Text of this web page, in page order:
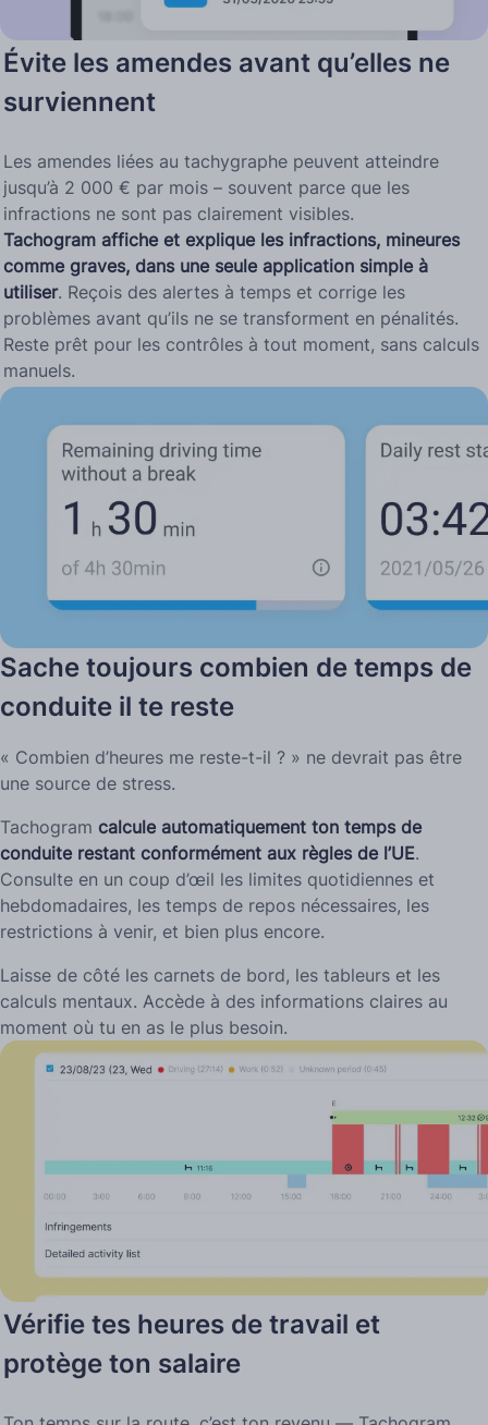
Évite les amendes avant qu’elles ne
surviennent
Les amendes liées au tachygraphe peuvent atteindre
jusqu’à 2 000 € par mois – souvent parce que les
infractions ne sont pas clairement visibles.
Tachogram affiche et explique les infractions, mineures
comme graves, dans une seule application simple à
utiliser. Reçois des alertes à temps et corrige les
problèmes avant qu’ils ne se transforment en pénalités.
Reste prêt pour les contrôles à tout moment, sans calculs
manuels.
Sache toujours combien de temps de
conduite il te reste
« Combien d’heures me reste-t-il ? » ne devrait pas être
une source de stress.
Tachogram calcule automatiquement ton temps de
conduite restant conformément aux règles de l’UE.
Consulte en un coup d’œil les limites quotidiennes et
hebdomadaires, les temps de repos nécessaires, les
restrictions à venir, et bien plus encore.
Laisse de côté les carnets de bord, les tableurs et les
calculs mentaux. Accède à des informations claires au
moment où tu en as le plus besoin.
Vérifie tes heures de travail et
protège ton salaire